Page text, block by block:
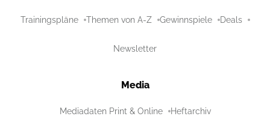
Trainingspläne Themen von A-Z Gewinnspiele Deals
Newsletter
Media
Mediadaten Print & Online Heftarchiv